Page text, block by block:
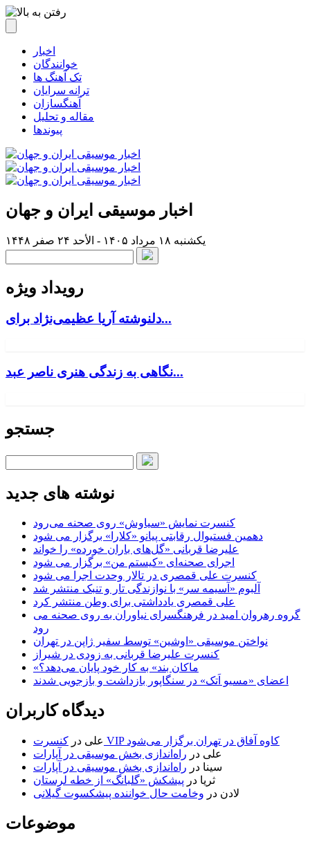
اخبار
خوانندگان
تک آهنگ ها
ترانه سرایان
آهنگسازان
مقاله و تحلیل
پیوندها
اخبار موسیقی ایران و جهان
یکشنبه ۱۸ مرداد ۱۴۰۵ - الأحد ۲۴ صفر ۱۴۴۸
رویداد ویژه
دلنوشته آریا عظیمی‌نژاد برای...
نگاهی به زندگی هنری ناصر عبد...
جستجو
نوشته های جدید
کنسرت‌ نمایش «سیاوش» روی صحنه می‌رود
دهمین فستیوال رقابتی پیانو «کلارا» برگزار می شود
علیرضا قربانی «گل‌های باران خورده» را خواند
اجرای صحنه‌ای «کیستم من» برگزار می شود
کنسرت علی قمصری در تالار وحدت اجرا می شود
آلبوم «آسیمه سر» با نوازندگی تار و تنبک منتشر شد
علی قمصری یادداشتی برای وطن منتشر کرد
گروه رهروان امید در فرهنگسرای نیاوران به روی صحنه می
رود
نواختن موسیقی «اوشین» توسط سفیر ژاپن در تهران
کنسرت علیرضا قربانی به زودی در شیراز
«ماکان بند» به کار خود پایان می‌دهد؟
اعضای «مسیو اَتک» در سنگاپور بازداشت و بازجویی شدند
دیدگاه کاربران
علی در
کنسرت VIP کاوه آفاق در تهران برگزار می‌شود
علی در راه‌اندازی بخش موسیقی در آپارات
سینا در راه‌اندازی بخش موسیقی در آپارات
ثریا در پیشکش «گلبانگ» از خطه لرستان
لادن در وخامت حال خواننده پیشکسوت گیلانی
موضوعات